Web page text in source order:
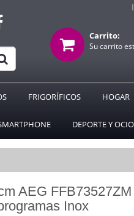
Carrito:
Su carrito
FRIGORÍFICOS HOGAR
DEPORTE Y OCIO
AEG
Inox